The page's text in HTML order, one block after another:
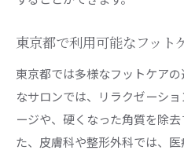
足元から始める健康
東京都でのフットケ
東京都でフットケアを受
ト
初めてのフットケア
東京都で利用可能なフット
東京都では多様なフットケア
なサロンでは、リラクゼーシ
ージや、硬くなった角質を除
た、皮膚科や整形外科では、